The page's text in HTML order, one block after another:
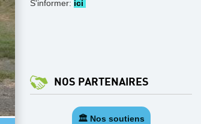
S'informer: ici
NOS PARTENAIRES
🏛️ Nos soutiens